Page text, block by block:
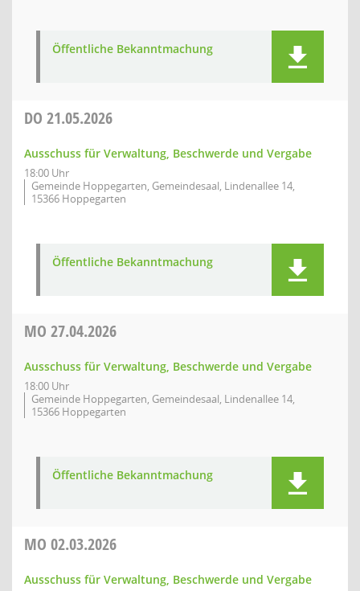
Öffentliche Bekanntmachung
DO 21.05.2026
Ausschuss für Verwaltung, Beschwerde und Vergabe
18:00 Uhr
Gemeinde Hoppegarten, Gemeindesaal, Lindenallee 14,
15366 Hoppegarten
Öffentliche Bekanntmachung
MO 27.04.2026
Ausschuss für Verwaltung, Beschwerde und Vergabe
18:00 Uhr
Gemeinde Hoppegarten, Gemeindesaal, Lindenallee 14,
15366 Hoppegarten
Öffentliche Bekanntmachung
MO 02.03.2026
Ausschuss für Verwaltung, Beschwerde und Vergabe